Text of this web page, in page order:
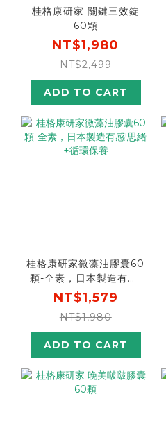
桂格康研家 關鍵三效錠
60顆
NT$1,980
NT$2,499
ADD TO CART
桂格康研家微藻油膠囊60
顆-全素，日本製造有感!
思緒+循環保養
NT$1,579
NT$1,980
ADD TO CART